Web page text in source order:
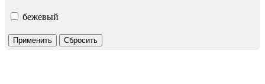
бежевый
Применить Сбросить